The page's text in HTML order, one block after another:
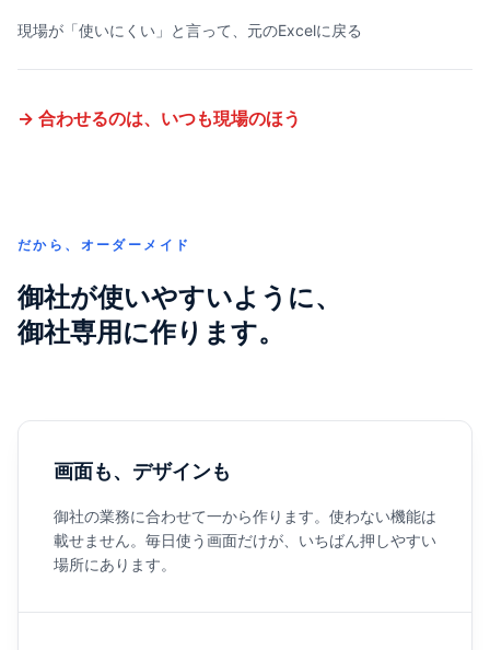
現場が「使いにくい」と言って、元のExcelに戻る
→ 合わせるのは、いつも現場のほう
だから、オーダーメイド
御社が使いやすいように、
御社専用に作ります。
画面も、デザインも
御社の業務に合わせて一から作ります。使わない機能は
載せません。毎日使う画面だけが、いちばん押しやすい
場所にあります。